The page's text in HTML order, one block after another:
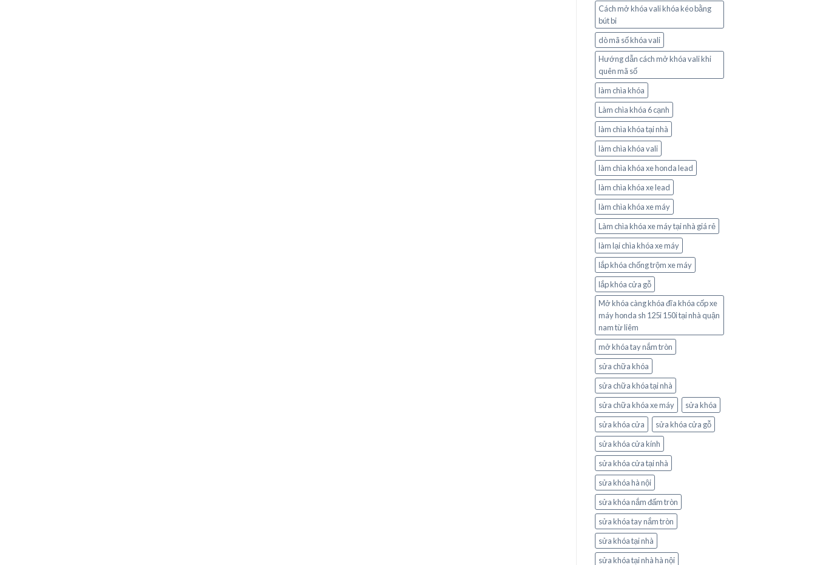
Cách mở khóa vali khóa kéo bằng
bút bi
dò mã số khóa vali
Hướng dẫn cách mở khóa vali khi
quên mã số
làm chìa khóa
Làm chìa khóa 6 cạnh
làm chìa khóa tại nhà
làm chìa khóa vali
làm chìa khóa xe honda lead
làm chìa khóa xe lead
làm chìa khóa xe máy
Làm chìa khóa xe máy tại nhà giá rẻ
làm lại chìa khóa xe máy
lắp khóa chống trộm xe máy
lắp khóa cửa gỗ
Mở khóa càng khóa đĩa khóa cốp xe
máy honda sh 125i 150i tại nhà quận
nam từ liêm
mở khóa tay nắm tròn
sửa chữa khóa
sửa chữa khóa tại nhà
sửa chữa khóa xe máy
sửa khóa
sửa khóa cửa
sửa khóa cửa gỗ
sửa khóa cửa kính
sửa khóa cửa tại nhà
sửa khóa hà nội
sửa khóa nắm đấm tròn
sửa khóa tay nắm tròn
sửa khóa tại nhà
sửa khóa tại nhà hà nội